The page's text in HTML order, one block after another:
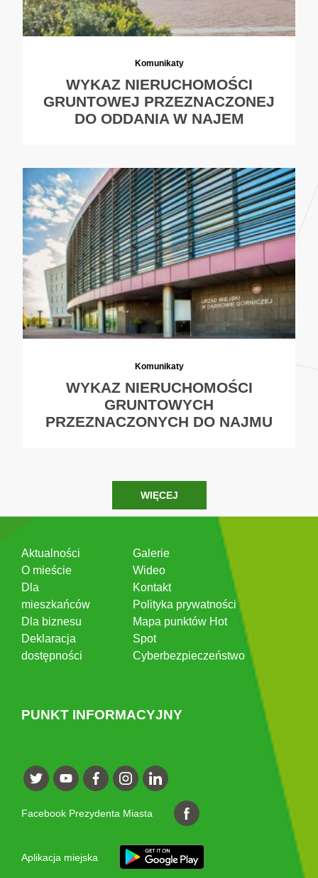
Komunikaty
WYKAZ NIERUCHOMOŚCI
GRUNTOWEJ PRZEZNACZONEJ
DO ODDANIA W NAJEM
Komunikaty
WYKAZ NIERUCHOMOŚCI
GRUNTOWYCH
PRZEZNACZONYCH DO NAJMU
WIĘCEJ
Aktualności
O mieście
Dla
mieszkańców
Dla biznesu
Deklaracja
dostępności
Galerie
Wideo
Kontakt
Polityka prywatności
Mapa punktów Hot
Spot
Cyberbezpieczeństwo
PUNKT INFORMACYJNY
Facebook Prezydenta Miasta
Aplikacja miejska